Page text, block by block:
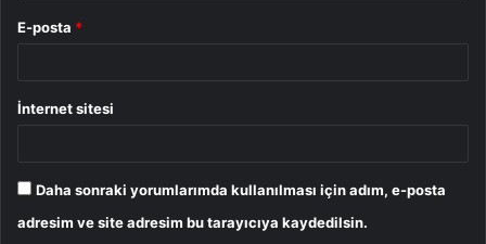
E-posta *
İnternet sitesi
Daha sonraki yorumlarımda kullanılması için adım, e-posta
adresim ve site adresim bu tarayıcıya kaydedilsin.